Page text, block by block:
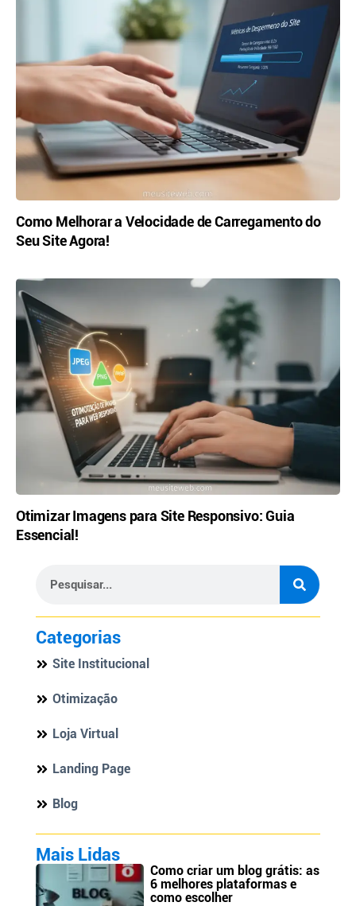
Como Melhorar a Velocidade de Carregamento do
Seu Site Agora!
Otimizar Imagens para Site Responsivo: Guia
Essencial!
Categorias
Site Institucional
Otimização
Loja Virtual
Landing Page
Blog
Mais Lidas
Como criar um blog grátis: as
6 melhores plataformas e
como escolher